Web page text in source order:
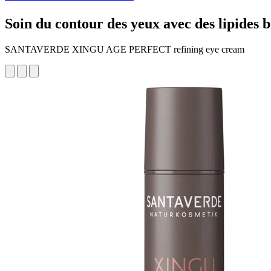
Soin du contour des yeux avec des lipides
SANTAVERDE XINGU AGE PERFECT refining eye cream